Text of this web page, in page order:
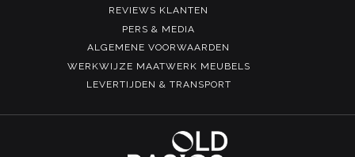
REVIEWS KLANTEN
PERS & MEDIA
ALGEMENE VOORWAARDEN
WERKWIJZE MAATWERK MEUBELS
LEVERTIJDEN & TRANSPORT